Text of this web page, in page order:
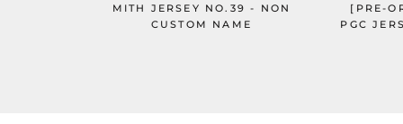
MITH JERSEY NO.39 - NON
CUSTOM NAME
[PRE-
PGC